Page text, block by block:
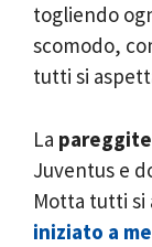
togliendo
scomodo,
tutti si
La pareggite
Juventus e
Motta tutti si
iniziato a